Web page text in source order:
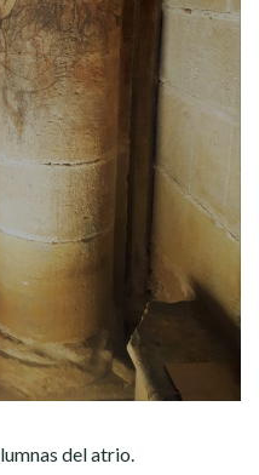
del atrio.